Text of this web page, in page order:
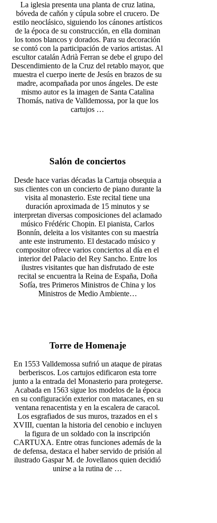
La iglesia presenta una planta de cruz latina,
bóveda de cañón y cúpula sobre el crucero. De
estilo neoclásico, siguiendo los cánones artísticos
de la época de su construcción, en ella dominan
los tonos blancos y dorados. Para su decoración
se contó con la participación de varios artistas. Al
escultor catalán Adrià Ferran se debe el grupo del
Descendimiento de la Cruz del retablo mayor, que
muestra el cuerpo inerte de Jesús en brazos de su
madre, acompañada por unos ángeles. De este
mismo autor es la imagen de Santa Catalina
Thomás, nativa de Valldemossa, por la que los
cartujos …
Salón de conciertos
Desde hace varias décadas la Cartuja obsequia a
sus clientes con un concierto de piano durante la
visita al monasterio. Este recital tiene una
duración aproximada de 15 minutos y se
interpretan diversas composiciones del aclamado
músico Frédéric Chopin. El pianista, Carlos
Bonnín, deleita a los visitantes con su maestría
ante este instrumento. El destacado músico y
compositor ofrece varios conciertos al día en el
interior del Palacio del Rey Sancho. Entre los
ilustres visitantes que han disfrutado de este
recital se encuentra la Reina de España, Doña
Sofía, tres Primeros Ministros de China y los
Ministros de Medio Ambiente…
Torre de Homenaje
En 1553 Valldemossa sufrió un ataque de piratas
berberiscos. Los cartujos edificaron esta torre
junto a la entrada del Monasterio para protegerse.
Acabada en 1563 sigue los modelos de la época
en su configuración exterior con matacanes, en su
ventana renacentista y en la escalera de caracol.
Los esgrafiados de sus muros, trazados en el s
XVIII, cuentan la historia del cenobio e incluyen
la figura de un soldado con la inscripción
CARTUXA. Entre otras funciones además de la
de defensa, destaca el haber servido de prisión al
ilustrado Gaspar M. de Jovellanos quien decidió
unirse a la rutina de …